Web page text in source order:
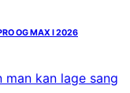
OG MAX I 2026